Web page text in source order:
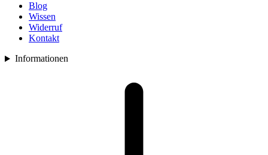
Blog
Wissen
Widerruf
Kontakt
Informationen